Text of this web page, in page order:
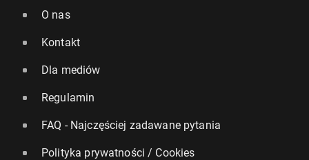
O nas
Kontakt
Dla mediów
Regulamin
FAQ - Najczęściej zadawane pytania
Polityka prywatności / Cookies